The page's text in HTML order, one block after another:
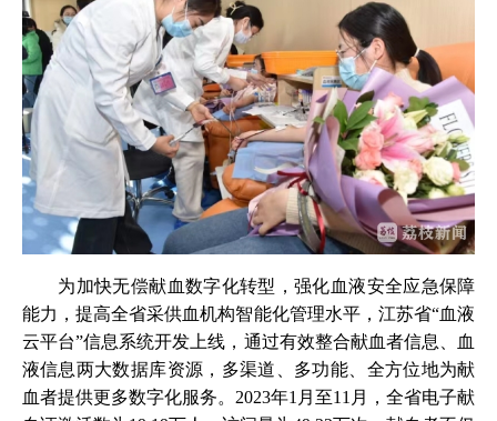
为加快无偿献血数字化转型，强化血液安全应急保障
能力，提高全省采供血机构智能化管理水平，江苏省“血液
云平台”信息系统开发上线，通过有效整合献血者信息、血
液信息两大数据库资源，多渠道、多功能、全方位地为献
血者提供更多数字化服务。2023年1月至11月，全省电子献